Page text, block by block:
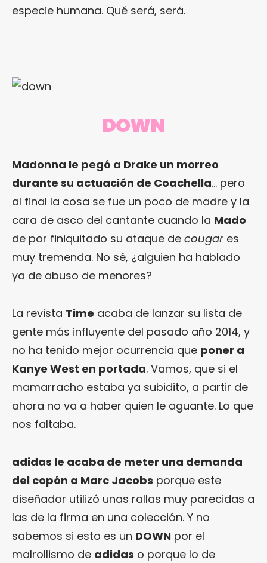
especie humana. Qué será, será.
DOWN
Madonna le pegó a Drake un morreo
durante su actuación de Coachella… pero
al final la cosa se fue un poco de madre y la
cara de asco del cantante cuando la Mado
de por finiquitado su ataque de cougar es
muy tremenda. No sé, ¿alguien ha hablado
ya de abuso de menores?
La revista Time acaba de lanzar su lista de
gente más influyente del pasado año 2014, y
no ha tenido mejor ocurrencia que poner a
Kanye West en portada. Vamos, que si el
mamarracho estaba ya subidito, a partir de
ahora no va a haber quien le aguante. Lo que
nos faltaba.
adidas le acaba de meter una demanda
del copón a Marc Jacobs porque este
diseñador utilizó unas rallas muy parecidas a
las de la firma en una colección. Y no
sabemos si esto es un DOWN por el
malrollismo de adidas o porque lo de